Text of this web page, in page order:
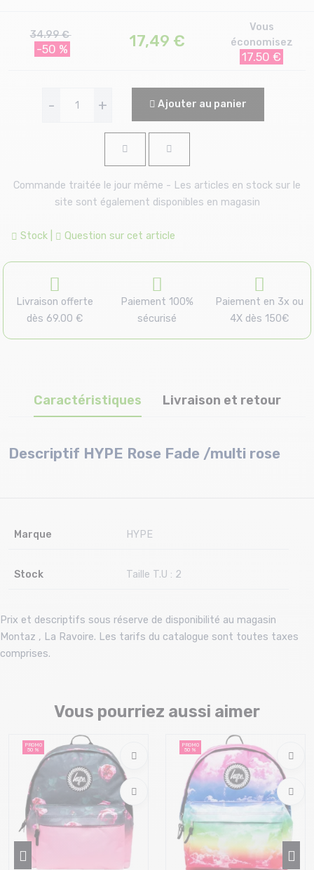
34.99 €
-50 % 17,49 €
Vous
économisez
17.50 €
- + Ajouter au panier
Commande traitée le jour même - Les articles en stock sur le
site sont également disponibles en magasin
Stock Question sur cet article
Livraison offerte
dès 69.00 €
Paiement 100%
sécurisé
Paiement en 3x ou
4X dès 150€
Caractéristiques Livraison et retour
Descriptif HYPE Rose Fade /multi rose
Marque HYPE
Stock Taille T.U : 2
Prix et descriptifs sous réserve de disponibilité au magasin
Montaz , La Ravoire. Les tarifs du catalogue sont toutes taxes
comprises.
Vous pourriez aussi aimer
PROMO
50 %
PROMO
50 %